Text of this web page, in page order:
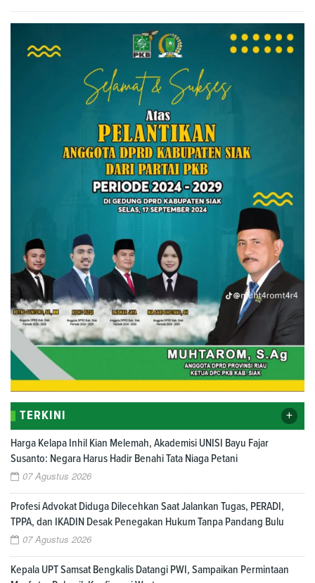
TERKINI +
Harga Kelapa Inhil Kian Melemah, Akademisi UNISI Bayu Fajar
Susanto: Negara Harus Hadir Benahi Tata Niaga Petani
07 Agustus 2026
Profesi Advokat Diduga Dilecehkan Saat Jalankan Tugas, PERADI,
TPPA, dan IKADIN Desak Penegakan Hukum Tanpa Pandang Bulu
07 Agustus 2026
Kepala UPT Samsat Bengkalis Datangi PWI, Sampaikan Permintaan